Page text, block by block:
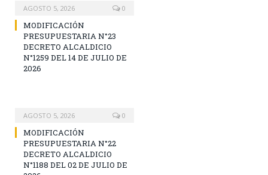
AGOSTO 5, 2026 0
MODIFICACIÓN
PRESUPUESTARIA N°23
DECRETO ALCALDICIO
N°1259 DEL 14 DE JULIO DE
2026
AGOSTO 5, 2026 0
MODIFICACIÓN
PRESUPUESTARIA N°22
DECRETO ALCALDICIO
N°1188 DEL 02 DE JULIO DE